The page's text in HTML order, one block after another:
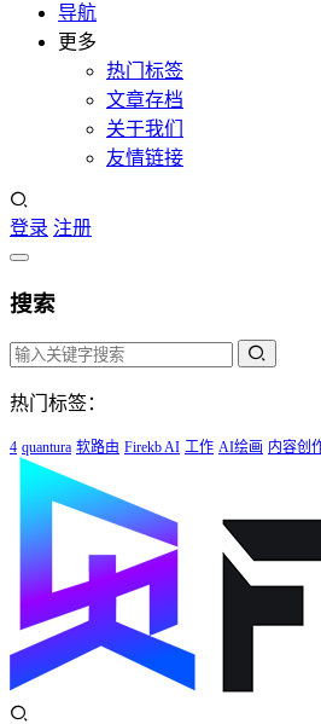
导航
更多
热门标签
文章存档
关于我们
友情链接
登录 注册
搜索
热门标签：
4 quantura 软路由 Firekb AI 工作 AI绘画 内容创